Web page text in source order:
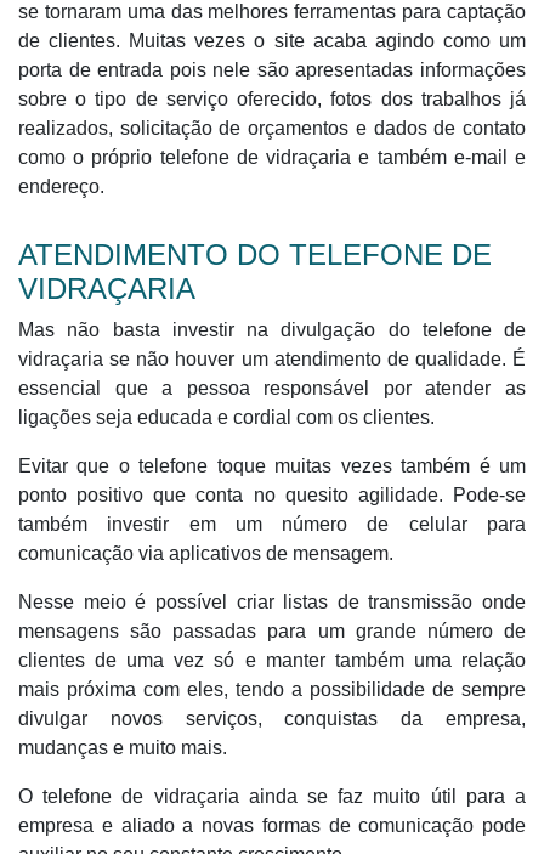
se tornaram uma das melhores ferramentas para captação
de clientes. Muitas vezes o site acaba agindo como um
porta de entrada pois nele são apresentadas informações
sobre o tipo de serviço oferecido, fotos dos trabalhos já
realizados, solicitação de orçamentos e dados de contato
como o próprio telefone de vidraçaria e também e-mail e
endereço.
ATENDIMENTO DO TELEFONE DE
VIDRAÇARIA
Mas não basta investir na divulgação do telefone de
vidraçaria se não houver um atendimento de qualidade. É
essencial que a pessoa responsável por atender as
ligações seja educada e cordial com os clientes.
Evitar que o telefone toque muitas vezes também é um
ponto positivo que conta no quesito agilidade. Pode-se
também investir em um número de celular para
comunicação via aplicativos de mensagem.
Nesse meio é possível criar listas de transmissão onde
mensagens são passadas para um grande número de
clientes de uma vez só e manter também uma relação
mais próxima com eles, tendo a possibilidade de sempre
divulgar novos serviços, conquistas da empresa,
mudanças e muito mais.
O telefone de vidraçaria ainda se faz muito útil para a
empresa e aliado a novas formas de comunicação pode